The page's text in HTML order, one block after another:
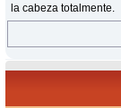
la cabeza totalmente.